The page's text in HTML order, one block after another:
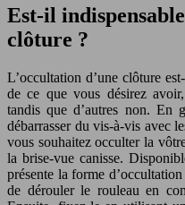
Est-il
clôture ?
L’occultation d’une clôture
de ce que vous désirez
tandis que d’autres non. En
débarrasser du vis-à-vis avec
vous souhaitez occulter la
la brise-vue canisse.
présente la forme
de dérouler le rouleau en